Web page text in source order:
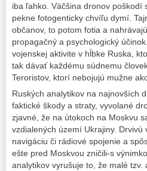
iba ľahko. Väčšina dronov poškodí
pekne fotogenticky chvíľu dymí.
občanov, to potom fotia a
propagačný a psychologický
vojenskej aktivite v hĺbke Ruska,
tak dávať každému súdnemu
Teroristov, ktorí nebojujú mužne
Ruských analytikov na najnovších
faktické škody a straty, vyvolané
zjavné, že na útokoch na Moskvu
vzdialených území Ukrajiny.
navigáciu či rádiové spojenie a
ešte pred Moskvou zničili-s
analytikov vyrušuje to, že malé